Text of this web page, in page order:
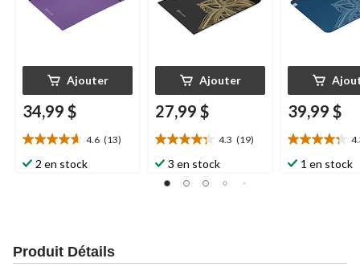
Ajouter
34,99 $
4.6 (13)
4.6
étoile(s)
2 en stock
Ajouter
27,99 $
4.3 (19)
4.3
étoile(s)
sur
3 en stock
39,99 $
4.3
étoile(s)
1 en stock
Produit Détails